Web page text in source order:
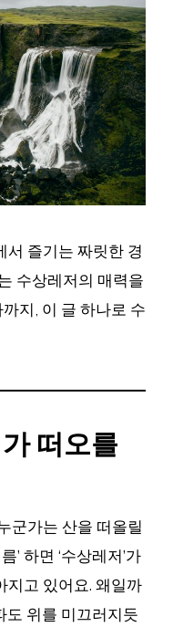
서 즐기는 짜릿한 경
수상레저의 매력을
지, 이 글 하나로 수
떠오를
군가는 산을 떠올릴
’ 하면 ‘수상레저’가
지고 있어요. 왜일까
도 위를 미끄러지듯